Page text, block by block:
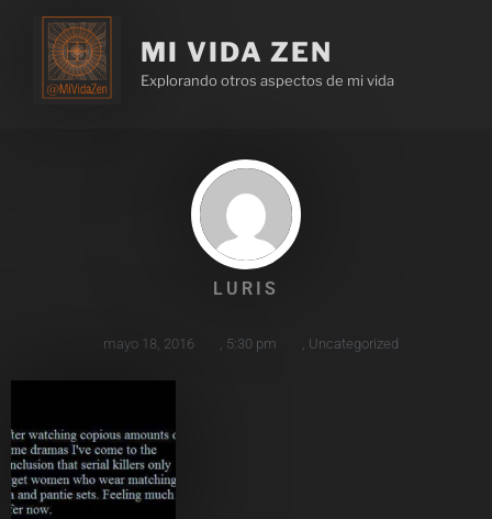
MI VIDA ZEN
Explorando otros aspectos de mi vida
LURIS
mayo 18, 2016 5:30 pm Uncategorized